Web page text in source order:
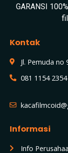
GARANSI
Kontak
Jl. Pemuda no
081 1154
Informasi
Info